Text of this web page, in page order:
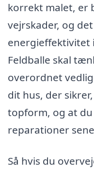
korrekt malet, er
vejrskader, og
energieffektivitet
Feldballe skal
overordnet
dit hus, der
topform, og at
reparationer
Så hvis du